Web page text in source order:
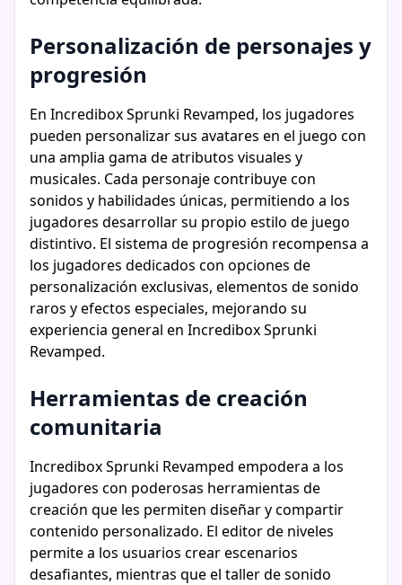
Personalización de personajes y
progresión
En Incredibox Sprunki Revamped, los jugadores
pueden personalizar sus avatares en el juego con
una amplia gama de atributos visuales y
musicales. Cada personaje contribuye con
sonidos y habilidades únicas, permitiendo a los
jugadores desarrollar su propio estilo de juego
distintivo. El sistema de progresión recompensa a
los jugadores dedicados con opciones de
personalización exclusivas, elementos de sonido
raros y efectos especiales, mejorando su
experiencia general en Incredibox Sprunki
Revamped.
Herramientas de creación
comunitaria
Incredibox Sprunki Revamped empodera a los
jugadores con poderosas herramientas de
creación que les permiten diseñar y compartir
contenido personalizado. El editor de niveles
permite a los usuarios crear escenarios
desafiantes, mientras que el taller de sonido